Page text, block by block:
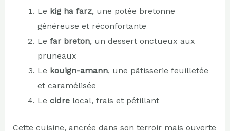
Le kig ha farz, une potée bretonne
généreuse et réconfortante
Le far breton, un dessert onctueux aux
pruneaux
Le kouign-amann, une pâtisserie feuilletée
et caramélisée
Le cidrelocal, frais et pétillant
Cette cuisine, ancrée dans son terroir mais ouverte